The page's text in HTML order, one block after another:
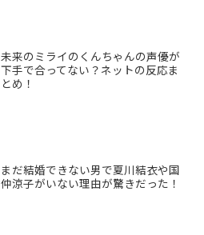
未来のミライのくんちゃんの声優が
下手で合ってない？ネットの反応ま
とめ！
まだ結婚できない男で夏川結衣や国
仲涼子がいない理由が驚きだった！